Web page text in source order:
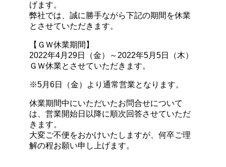
げます。
弊社では、誠に勝手ながら下記の期間を休業
とさせていただきます。
【ＧＷ休業期間】
2022年4月29日（金）～2022年5月5日（木）
ＧＷ休業とさせていただきます。
※5月6日（金）より通常営業となります。
休業期間中にいただいたお問合せについて
は、営業開始日以降に順次回答させていただ
きます。
大変ご不便をおかけいたしますが、何卒ご理
解の程お願い申し上げます。